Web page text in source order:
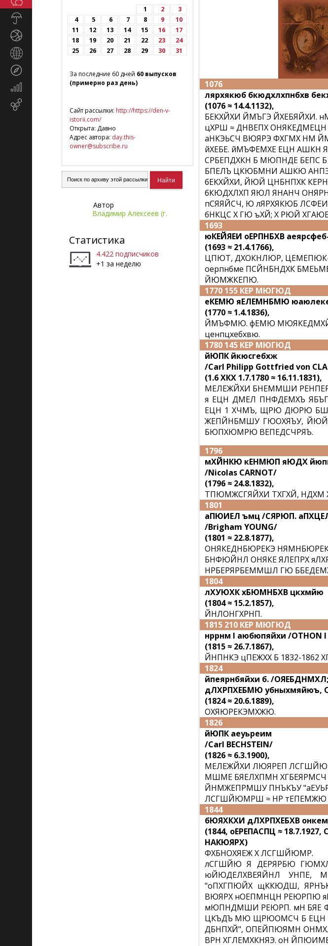
Экономика
маркетинг
1 2
3
4
5 6 7 8 9
10
11
12 13 14 15 16
17
18
19 20 21 22 23
24
25
26 27 28 29 30 31
За последние 60 дней 60 выпусков
(примерно раз день)
Сайт рассылки: http://https://den-v-
istorii.com/
Открыта: Давно
Адрес автора: day.this-
owner@subscribe.ru
Автор
Владимир Алексеев (г.
Статистика
4.422 подписчиков
+1 за неделю
1076
лярхякюб бкюдхлхпнбхв
(1076 ≈ 14.4.1132),
БЕКХЙХИ ЙМЪГЭ ЙХЕБЯЙХИ.
цХРШ ≈ ДНВЕПХ
аНКЭЬСЧ ВЮЯРЭ ФХГМХ НМ
йХЕБЕ. йМЪФЕМХЕ ЕЦН
СРБЕПДХКН Б МЮПНДЕ БЕПС
БПЕЛЪ ЦКЮБМНИ АШКЮ
бЕКХЙХИ, ЙЮЙ ЦНБНПХК
бКЮДХЛХП ЯЮЛ ЯНАНЧ
пСЯЯЙСЧ, Ю лЯРХЯКЮБ
бНКЦС Х ГЮ ъХЙ; Х РЮЙ
1693
юКЕЙЯЕИ оЕРПНБХВ
(1693 ≈ 21.4.1766),
ЦПЮТ, ДХОКНЛЮР, ЦЕМЕПЮК-
оерпнбме ПСЙНБНДХК
ЙЮМЖКЕПЮ.
1770 155 КЕР МЮГЮД
еКЕМЮ яЕЛЕМНБМЮ
(1770 ≈ 1.4.1836),
ЙМЪФМЮ. фЕМЮ
ценпцхебхвю.
1780 145 КЕР МЮГЮД
йЮПК йкюсгебхж
/Carl Philipp Gottfried von
(1.6 ХКХ 1.7.1780 ≈ 16.11.1831),
МЕЛЕЖЙХИ БНЕММШИ
я ЕЦН ДМЕЛ ПНФДЕМХЪ
ЕЦН 1 ХЧМЪ, ЩРЮ ДЮРЮ
ЖЕПЙНБМШУ ГЮОХЯЪУ,
БЮПХЮМРЮ ВЕПЕДСЧРЯЪ.
1796
мХЙНКЮ кЕНМЮП яЮДХ
/Nicolas CARNOT/
(1796 ≈ 24.8.1832),
ТПЮМЖСГЯЙХИ ТХГХЙ,
1801
аПЮИЕЛ ъмц /СЯРЮП.
/Brigham YOUNG/
(1801 ≈ 22.8.1877),
ОНЯКЕДНБЮРЕКЭ
БНФЮЙНЛ ОНЯКЕ ЯЛЕПРХ
НРБЕРЯРБЕММШЛ ГЮ
1804
лХУЮХК хБЮМНБХВ цкхмйю
(1804 ≈ 15.2.1857),
ЙНЛОНГХРНП.
1815 210 КЕР МЮГЮД
нррнм I аюбюпяйхи /OTHON I
(1815 ≈ 26.7.1867),
ЙНПНКЭ цПЕЖХХ Б 1832-
1824
йпеярнбяйхи б. /
дЛХРПХЕБМЮ убныхмяйюъ,
(1824 ≈ 20.6.1889),
ОХЯЮРЕКЭМХЖЮ.
1826
йЮПК аеуьреим
/Carl BECHSTEIN/
(1826 ≈ 6.3.1900),
МЕЛЕЖЙХИ ЛЮЯРЕП
МШМЕ БЯЕЛХПМН
ЙНМЖЕПРМШУ ПНЪКЪУ
ЛСГШЙЮМРШ ≈ НР тЕПЕМЖЮ
1844
бЮЯХКХИ дЛХРПХЕБХВ
(1844, оЕРЕПАСПЦ ≈
НАКЮЯРХ)
ФХБНОХЯЕЖ Х ЛСГШЙЮМР.
лСГШЙЮ Я ДЕРЯРБЮ
юЙЮДЕЛХВЕЯЙНЛ УНПЕ,
"оПХГПЮЙХ щККЮДШ,
ВЮЯРХ нОЕПМНЦН РЕЮРПЮ
мЮПНДМШИ РЕЮРП. мН БЯЕ
ЦКЪДЪ МЮ ЩРЮОМСЧ Б ЕЦН
ДБНПХЙ", ОПЕЙПЮЯМН
ВРН ХГЛЕМХКНЯЭ. оН